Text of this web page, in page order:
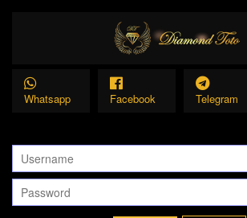
Whatsapp Facebook Telegram